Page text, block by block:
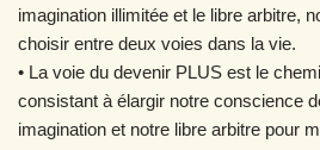
imagination illimitée et le libre arbitre,
choisir entre deux voies dans la vie.
• La voie du devenir PLUS est le
consistant à élargir notre conscience
imagination et notre libre arbitre pour